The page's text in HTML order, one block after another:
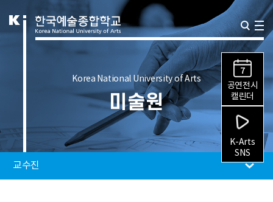
7
공연전시
캘린더
K-Arts
SNS
Korea National University of Arts
미술원
교수진